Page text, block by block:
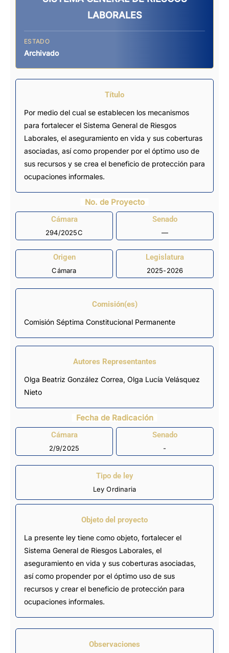
LABORALES
ESTADO
Archivado
Título
Por medio del cual se establecen los mecanismos
para fortalecer el Sistema General de Riesgos
Laborales, el aseguramiento en vida y sus coberturas
asociadas, así como propender por el óptimo uso de
sus recursos y se crea el beneficio de protección para
ocupaciones informales.
No. de Proyecto
Cámara
294/2025C
Senado
—
Origen
Cámara
Legislatura
2025-2026
Comisión(es)
Comisión Séptima Constitucional Permanente
Autores Representantes
Olga Beatriz González Correa, Olga Lucía Velásquez
Nieto
Fecha de Radicación
Cámara
2/9/2025
Senado
-
Tipo de ley
Ley Ordinaria
Objeto del proyecto
La presente ley tiene como objeto, fortalecer el
Sistema General de Riesgos Laborales, el
aseguramiento en vida y sus coberturas asociadas,
así como propender por el óptimo uso de sus
recursos y crear el beneficio de protección para
ocupaciones informales.
Observaciones